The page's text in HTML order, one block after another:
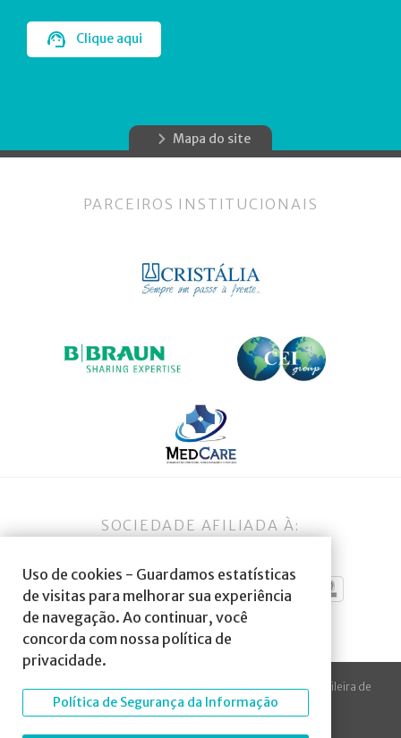
Uso de cookies - Guardamos estatísticas
de visitas para melhorar sua experiência
de navegação. Ao continuar, você
concorda com nossa política de
privacidade.
Política de Segurança da Informação
Clique aqui
Mapa do site
PARCEIROS INSTITUCIONAIS
SOCIEDADE AFILIADA À:
© 2023 Todos os direitos reservados à SBA Sociedade Brasileira de
Anestesiologia.